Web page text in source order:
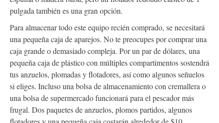
pulgada también es una gran opción.
Para almacenar todo este equipo recién comprado, se necesitará
una pequeña caja de aparejos. No te preocupes por comprar una
caja grande o demasiado compleja. Por un par de dólares, una
pequeña caja de plástico con múltiples compartimentos sostendrá
tus anzuelos, plomadas y flotadores, así como algunos señuelos
si eliges. Incluso una bolsa de almacenamiento con cremallera o
una bolsa de supermercado funcionará para el pescador más
frugal. Dos paquetes de anzuelos, plomos partidos, algunos